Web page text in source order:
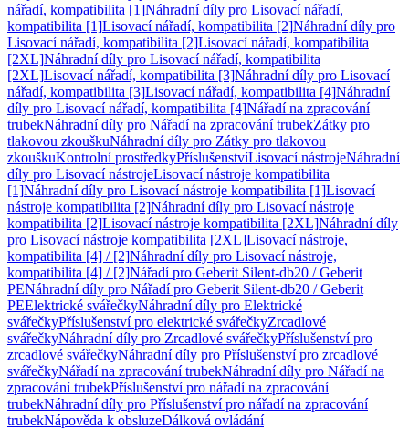
nářadí, kompatibilita [1]Náhradní díly pro Lisovací nářadí,
kompatibilita [1]Lisovací nářadí, kompatibilita [2]Náhradní díly pro
Lisovací nářadí, kompatibilita [2]Lisovací nářadí, kompatibilita
[2XL]Náhradní díly pro Lisovací nářadí, kompatibilita
[2XL]Lisovací nářadí, kompatibilita [3]Náhradní díly pro Lisovací
nářadí, kompatibilita [3]Lisovací nářadí, kompatibilita [4]Náhradní
díly pro Lisovací nářadí, kompatibilita [4]Nářadí na zpracování
trubekNáhradní díly pro Nářadí na zpracování trubekZátky pro
tlakovou zkouškuNáhradní díly pro Zátky pro tlakovou
zkouškuKontrolní prostředkyPříslušenstvíLisovací nástrojeNáhradní
díly pro Lisovací nástrojeLisovací nástroje kompatibilita
[1]Náhradní díly pro Lisovací nástroje kompatibilita [1]Lisovací
nástroje kompatibilita [2]Náhradní díly pro Lisovací nástroje
kompatibilita [2]Lisovací nástroje kompatibilita [2XL]Náhradní díly
pro Lisovací nástroje kompatibilita [2XL]Lisovací nástroje,
kompatibilita [4] / [2]Náhradní díly pro Lisovací nástroje,
kompatibilita [4] / [2]Nářadí pro Geberit Silent-db20 / Geberit
PENáhradní díly pro Nářadí pro Geberit Silent-db20 / Geberit
PEElektrické svářečkyNáhradní díly pro Elektrické
svářečkyPříslušenství pro elektrické svářečkyZrcadlové
svářečkyNáhradní díly pro Zrcadlové svářečkyPříslušenství pro
zrcadlové svářečkyNáhradní díly pro Příslušenství pro zrcadlové
svářečkyNářadí na zpracování trubekNáhradní díly pro Nářadí na
zpracování trubekPříslušenství pro nářadí na zpracování
trubekNáhradní díly pro Příslušenství pro nářadí na zpracování
trubekNápověda k obsluzeDálková ovládání